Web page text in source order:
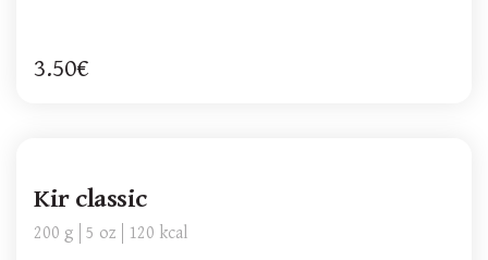
3.50€
Kir classic
200 g 5 oz 120 kcal